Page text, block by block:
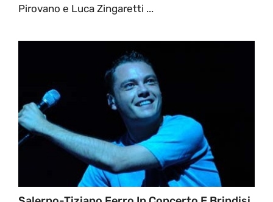
Pirovano e Luca Zingaretti ...